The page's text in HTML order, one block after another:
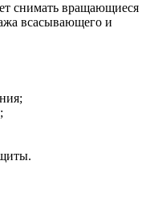
снимать вращающиеся
всасывающего и